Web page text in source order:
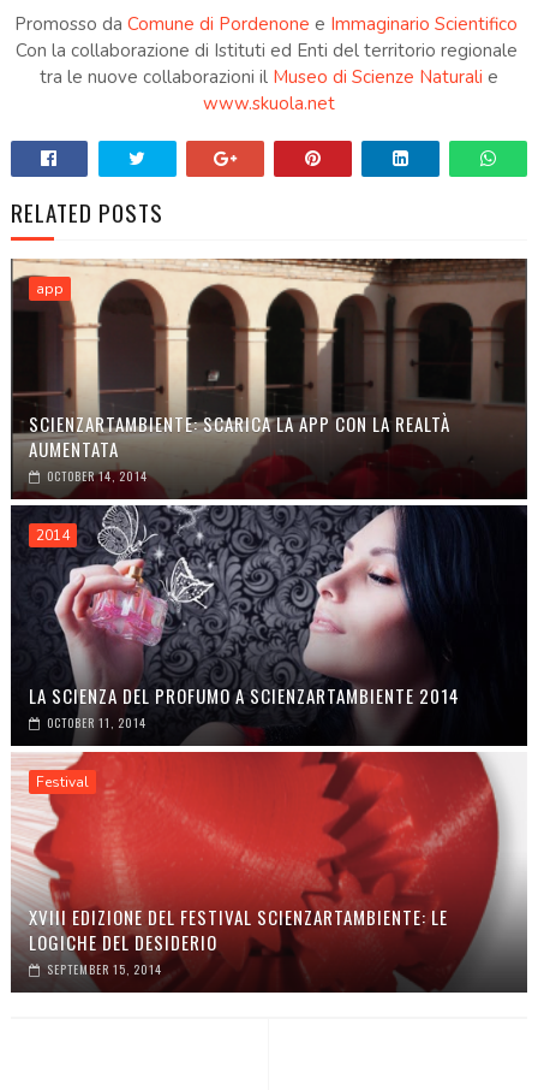
Promosso daComune di Pordenone e Immaginario Scientifico
Con la collaborazione di Istituti ed Enti del territorio regionale
tra le nuove collaborazioni il Museo di Scienze Naturali e
www.skuola.net
RELATED POSTS
app
SCIENZARTAMBIENTE: SCARICA LA APP CON LA REALTÀ
AUMENTATA
OCTOBER 14, 2014
2014
LA SCIENZA DEL PROFUMO A SCIENZARTAMBIENTE 2014
OCTOBER 11, 2014
Festival
XVIII EDIZIONE DEL FESTIVAL SCIENZARTAMBIENTE: LE
LOGICHE DEL DESIDERIO
SEPTEMBER 15, 2014